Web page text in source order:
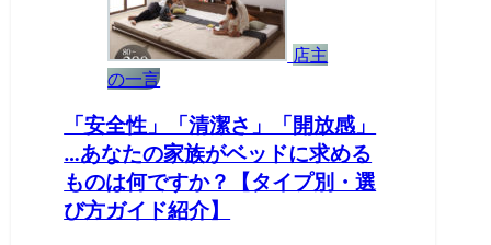
店主
の一言
「安全性」「清潔さ」「開放感」
…あなたの家族がベッドに求める
ものは何ですか？【タイプ別・選
び方ガイド紹介】